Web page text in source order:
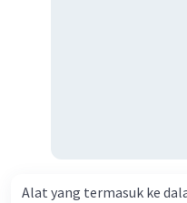
Alat yang termasuk ke